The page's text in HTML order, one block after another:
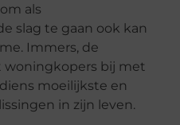
als
slag te gaan ook kan
Immers, de
woningkopers bij met
moeilijkste en
in zijn leven.